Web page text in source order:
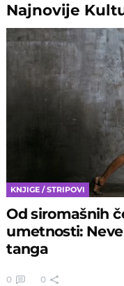
Najnovije
KNJIGE / STRIPOVI
Od siromašnih
umetnosti:
tanga
0 0